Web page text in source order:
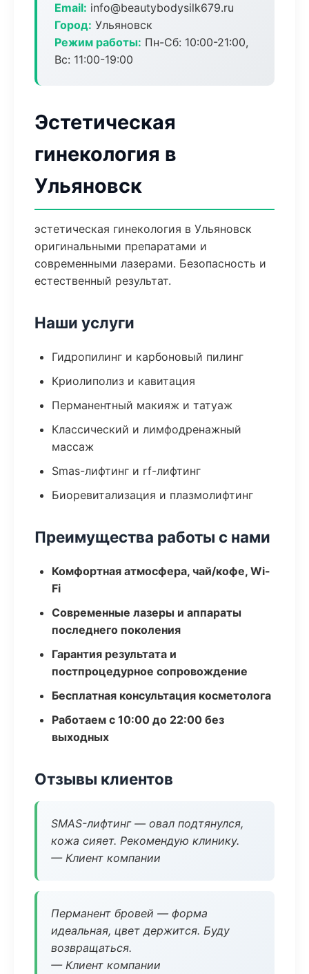
Email: info@beautybodysilk679.ru
Город: Ульяновск
Режим работы: Пн-Сб: 10:00-21:00,
Вс: 11:00-19:00
Эстетическая
гинекология в
Ульяновск
эстетическая гинекология в Ульяновск
оригинальными препаратами и
современными лазерами. Безопасность и
естественный результат.
Наши услуги
Гидропилинг и карбоновый пилинг
Криолиполиз и кавитация
Перманентный макияж и татуаж
Классический и лимфодренажный
массаж
Smas-лифтинг и rf-лифтинг
Биоревитализация и плазмолифтинг
Преимущества работы с нами
Комфортная атмосфера, чай/кофе, Wi-
Fi
Современные лазеры и аппараты
последнего поколения
Гарантия результата и
постпроцедурное сопровождение
Бесплатная консультация косметолога
Работаем с 10:00 до 22:00 без
выходных
Отзывы клиентов
SMAS-лифтинг — овал подтянулся,
кожа сияет. Рекомендую клинику.
— Клиент компании
Перманент бровей — форма
идеальная, цвет держится. Буду
возвращаться.
— Клиент компании